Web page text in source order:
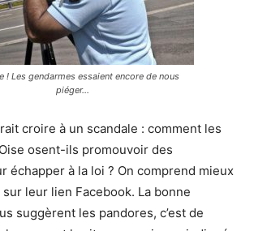
! Les gendarmes essaient encore de nous
piéger…
croire à un scandale : comment les
osent-ils promouvoir des
échapper à la loi ? On comprend mieux
sur leur lien Facebook. La bonne
suggèrent les pandores, c’est de